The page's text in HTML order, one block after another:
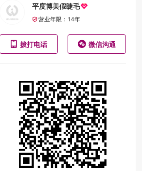
平度博美假睫毛
营业年限： 14年
拨打电话 微信沟通